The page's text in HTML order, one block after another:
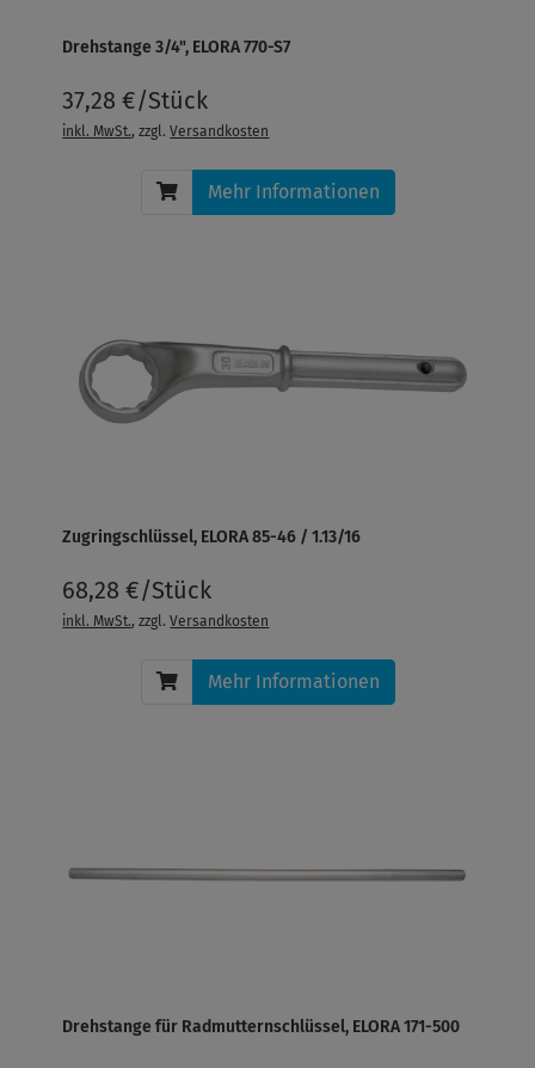
Drehstange 3/4", ELORA 770-S7
37,28 €/Stück
inkl. MwSt., zzgl.Versandkosten
Mehr Informationen
Zugringschlüssel, ELORA 85-46 / 1.13/16
68,28 €/Stück
inkl. MwSt., zzgl.Versandkosten
Mehr Informationen
Drehstange für Radmutternschlüssel, ELORA 171-500